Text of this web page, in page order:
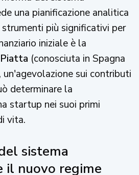
una pianificazione analitica
più significativi per
iniziale è la
(conosciuta in Spagna
un'agevolazione sui contributi
determinare la
startup nei suoi primi
vita.
sistema
il nuovo regime